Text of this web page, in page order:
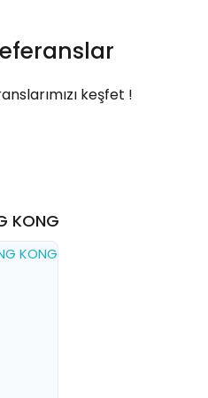
keşfet !
KONG